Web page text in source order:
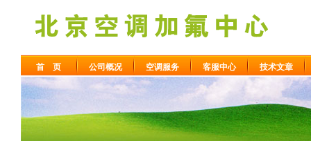
首 页 公司概况 空调服务 客服中心 技术文章